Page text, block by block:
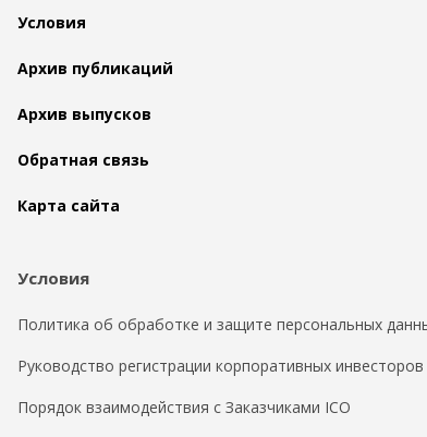
Условия
Архив публикаций
Архив выпусков
Обратная связь
Карта сайта
Условия
Политика об обработке и защите персональных
Руководство регистрации корпоративных
Порядок взаимодействия с Заказчиками ICO